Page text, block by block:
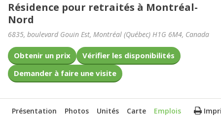
Résidence pour retraités à Montréal-
Nord
6835, boulevard Gouin Est, Montréal (Québec) H1G 6M4, Canada
Obtenir un prix
Vérifier les disponibilités
Demander à faire une visite
Présentation Photos Unités Carte Emplois